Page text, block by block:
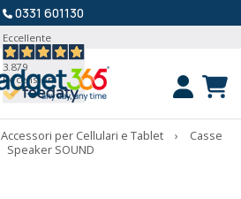
0331 601130
Eccellente
3.879
Recensioni
Accessori per Cellulari e Tablet ›
Casse
Speaker SOUND